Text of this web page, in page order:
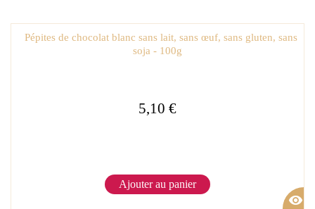
Pépites de chocolat blanc sans lait, sans œuf, sans gluten, sans
soja - 100g
5,10 €
Ajouter au panier
visibility